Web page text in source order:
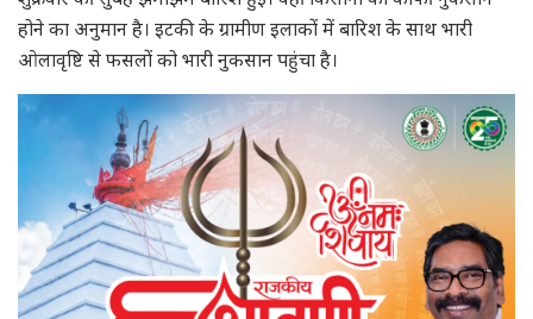
होने का अनुमान है। इटकी के ग्रामीण इलाकों में बारिश के साथ भारी
ओलावृष्टि से फसलों को भारी नुकसान पहुंचा है।